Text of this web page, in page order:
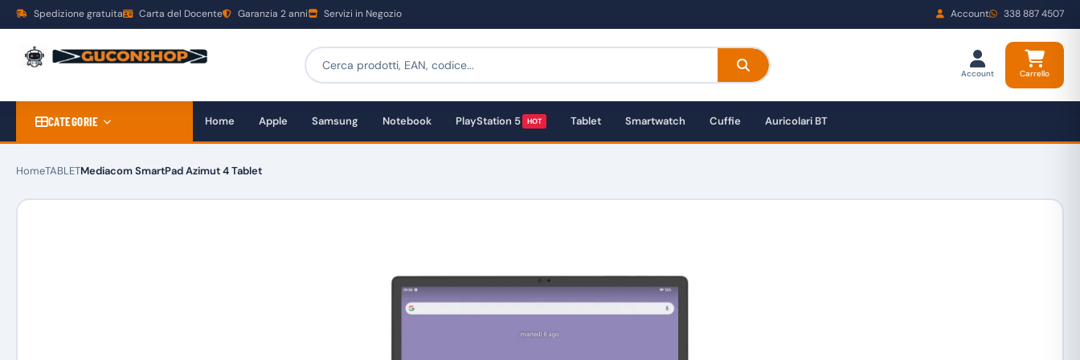
Spedizione gratuita Carta del Docente Garanzia 2 anni Servizi in Negozio Account 338 887 4507
Account Carrello
CATEGORIE Home Apple Samsung Notebook PlayStation 5 HOT Tablet Smartwatch Cuffie Auricolari BT
HomeTABLETMediacom SmartPad Azimut 4 Tablet